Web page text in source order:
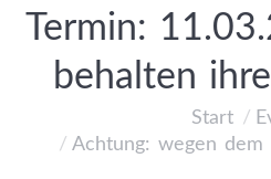
Termin:
behalten
Sie befinden sich hier:
Start
Achtung: wegen dem